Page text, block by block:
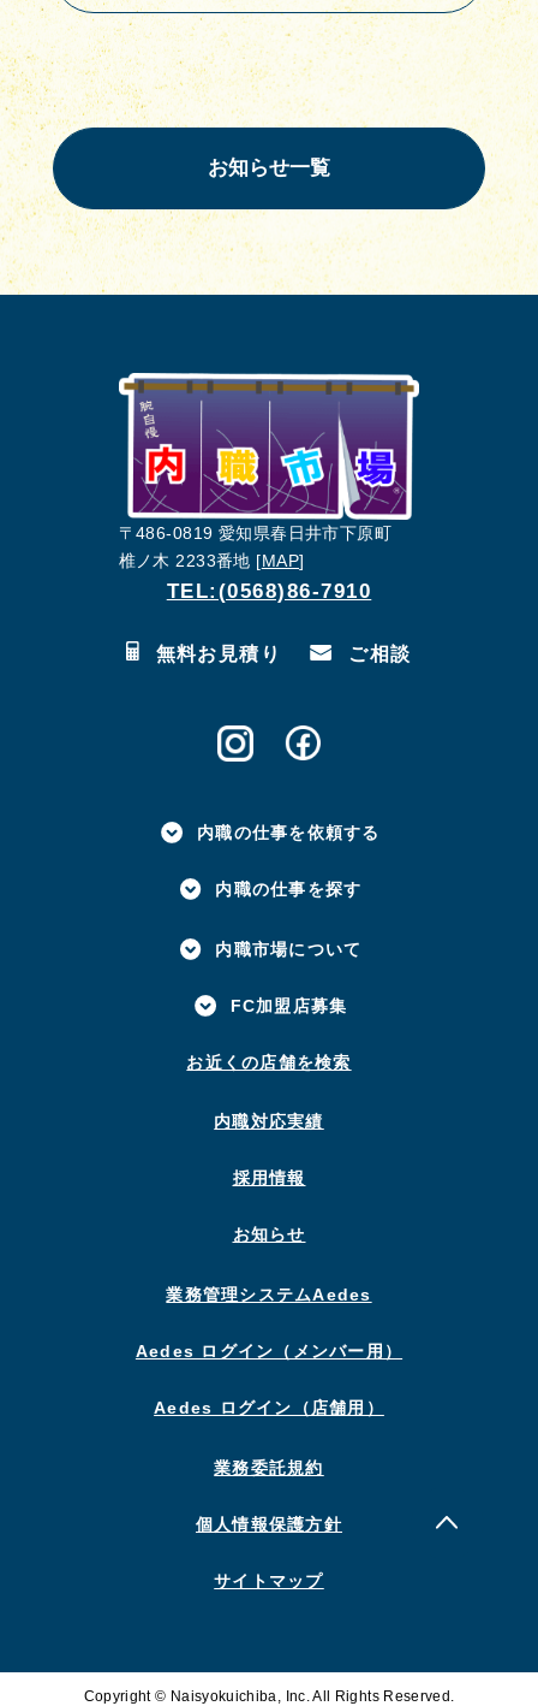
お知らせ一覧
〒486-0819 愛知県春日井市下原町
椎ノ木 2233番地 [MAP]
TEL:(0568)86-7910
無料お見積り ご相談
内職の仕事を依頼する
内職の仕事を探す
内職市場について
FC加盟店募集
お近くの店舗を検索
内職対応実績
採用情報
お知らせ
業務管理システムAedes
Aedes ログイン（メンバー用）
Aedes ログイン（店舗用）
業務委託規約
個人情報保護方針
サイトマップ
Copyright © Naisyokuichiba, Inc. All Rights Reserved.